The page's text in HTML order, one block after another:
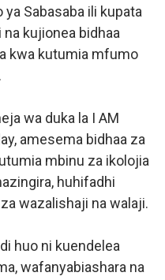
ya Sabasaba ili kupata
kujionea bidhaa
kwa kutumia mfumo
wa duka la I AM
amesema bidhaa za
mbinu za ikolojia
huhifadhi
wazalishaji na walaji.
huo ni kuendelea
wafanyabiashara na